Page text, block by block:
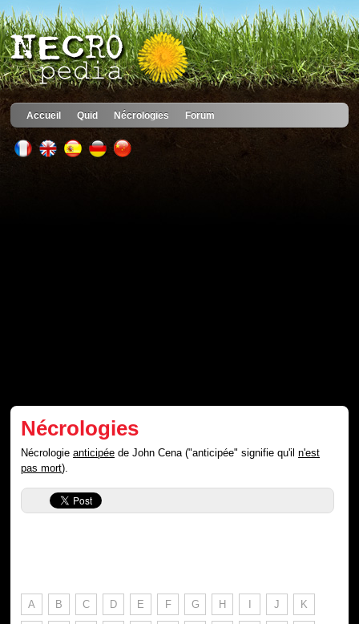
Accueil Quid Nécrologies Forum
Nécrologies
Nécrologieanticipée de John Cena ("anticipée" signifie qu'iln'est
pas mort).
A B C D E F G H I J K